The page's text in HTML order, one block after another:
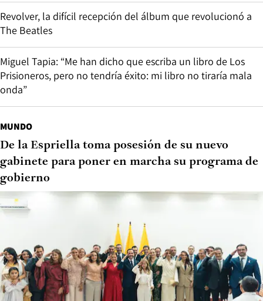
Revolver, la difícil recepción del álbum que revolucionó a
The Beatles
Miguel Tapia: “Me han dicho que escriba un libro de Los
Prisioneros, pero no tendría éxito: mi libro no tiraría mala
onda”
MUNDO
De la Espriella toma posesión de su nuevo
gabinete para poner en marcha su programa de
gobierno